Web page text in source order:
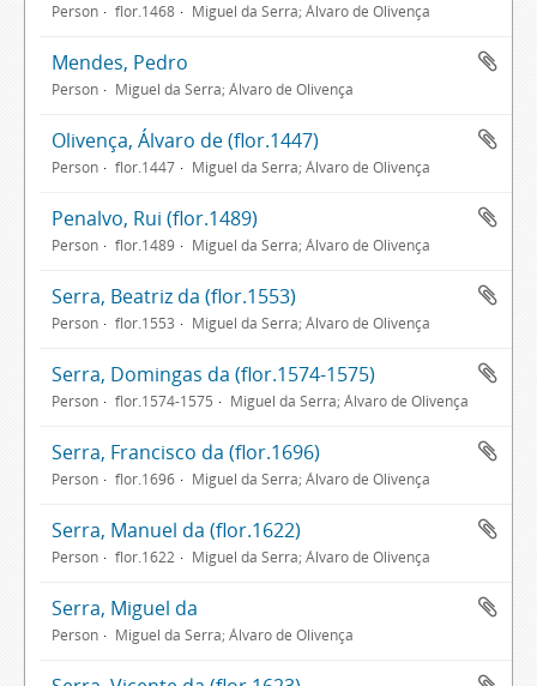
Person flor.1468 Miguel da Serra; Álvaro de Olivença
Mendes, Pedro
Person Miguel da Serra; Álvaro de Olivença
Olivença, Álvaro de (flor.1447)
Person flor.1447 Miguel da Serra; Álvaro de Olivença
Penalvo, Rui (flor.1489)
Person flor.1489 Miguel da Serra; Álvaro de Olivença
Serra, Beatriz da (flor.1553)
Person flor.1553 Miguel da Serra; Álvaro de Olivença
Serra, Domingas da (flor.1574-1575)
Person flor.1574-1575 Miguel da Serra; Álvaro de Olivença
Serra, Francisco da (flor.1696)
Person flor.1696 Miguel da Serra; Álvaro de Olivença
Serra, Manuel da (flor.1622)
Person flor.1622 Miguel da Serra; Álvaro de Olivença
Serra, Miguel da
Person Miguel da Serra; Álvaro de Olivença